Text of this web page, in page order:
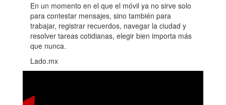
En un momento en el que el móvil ya no sirve solo
para contestar mensajes, sino también para
trabajar, registrar recuerdos, navegar la ciudad y
resolver tareas cotidianas, elegir bien importa más
que nunca.
Lado.mx